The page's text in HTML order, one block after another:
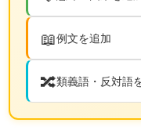
📖例文を追加
🔀類義語・反対語